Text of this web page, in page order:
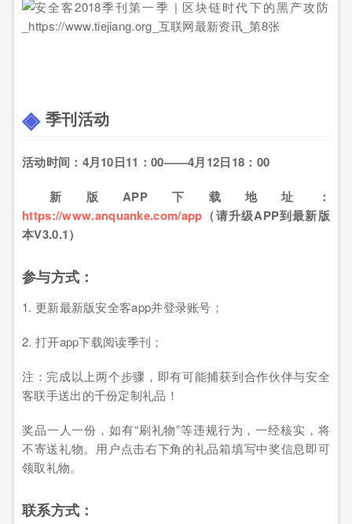
季刊活动
活动时间：4月10日11：00——4月12日18：00
新版APP下载地址：
https://www.anquanke.com/app （请升级APP到最新版
本V3.0.1）
参与方式：
1. 更新最新版安全客app并登录账号；
2. 打开app下载阅读季刊；
注：完成以上两个步骤，即有可能捕获到合作伙伴与安全
客联手送出的千份定制礼品！
奖品一人一份，如有“刷礼物”等违规行为，一经核实，将
不寄送礼物。用户点击右下角的礼品箱填写中奖信息即可
领取礼物。
联系方式：